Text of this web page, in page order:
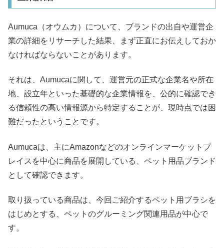
Aumuca（オウムカ）について、ブランドの出自や運営企
業の詳細をリサーチした結果、まず正直にお伝えしておか
なければならないことがあります。
それは、Aumucaに関して、運営元の正式な企業名や所在
地、設立年といった基礎的な企業情報を、公的に確認でき
る信頼性の高い情報源から特定することが、現時点では困
難だったということです。
Aumucaは、主にAmazonなどのオンラインマーケットプ
レイスを中心に商品を展開している、ペット用品ブランド
として確認できます。
取り扱っている商品は、今回ご紹介するペット用ブラシを
はじめとする、ペットのグルーミング関連用品が中心で
す。